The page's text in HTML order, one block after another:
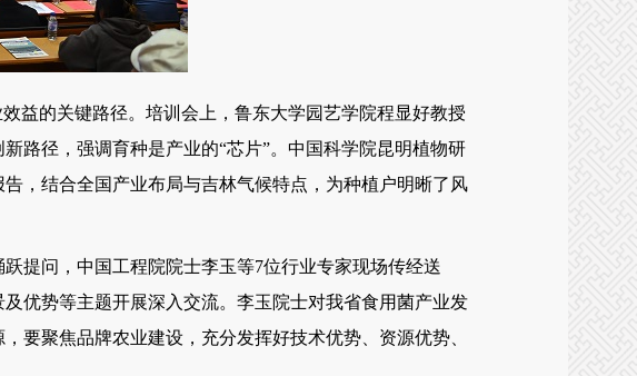
的关键路径。培训会上，鲁东大学园艺学院程显好教授
路径，强调育种是产业的“芯片”。中国科学院昆明植物研
，结合全国产业布局与吉林气候特点，为种植户明晰了风
问，中国工程院院士李玉等7位行业专家现场传经送
优势等主题开展深入交流。李玉院士对我省食用菌产业发
要聚焦品牌农业建设，充分发挥好技术优势、资源优势、